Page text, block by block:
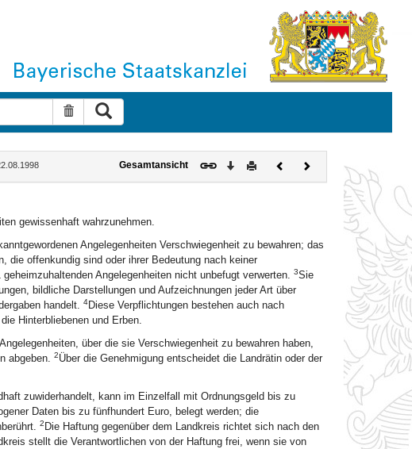
Suche zurücksetzen
Gesamtansicht Download
DruckenVorherigesNächstes
Dokument
gewissenhaft wahrzunehmen.
Angelegenheiten Verschwiegenheit zu bewahren; das
die offenkundig sind oder ihrer Bedeutung nach keiner
Angelegenheiten nicht unbefugt verwerten. 3Sie
bildliche Darstellungen und Aufzeichnungen jeder Art über
handelt. 4Diese Verpflichtungen bestehen auch nach
Hinterbliebenen und Erben.
über die sie Verschwiegenheit zu bewahren haben,
abgeben. 2Über die Genehmigung entscheidet die Landrätin oder der
zuwiderhandelt, kann im Einzelfall mit Ordnungsgeld bis zu
Daten bis zu fünfhundert Euro, belegt werden; die
2 Die Haftung gegenüber dem Landkreis richtet sich nach den
stellt die Verantwortlichen von der Haftung frei, wenn sie von